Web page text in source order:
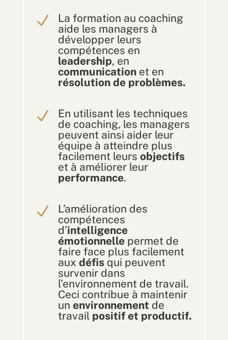
N
La formation au coaching
aide les managers à
développer leurs
compétences en
leadership, en
communicationet en
résolution de problèmes.
N
En utilisant les techniques
de coaching, les managers
peuvent ainsi aider leur
équipe à atteindre plus
facilement leurs objectifs
et à améliorer leur
performance.
N
L’amélioration des
compétences
d’intelligence
émotionnellepermet de
faire face plus facilement
aux défisqui peuvent
survenir dans
l’environnement de travail.
Ceci contribue à maintenir
un environnement de
travail positif et productif.